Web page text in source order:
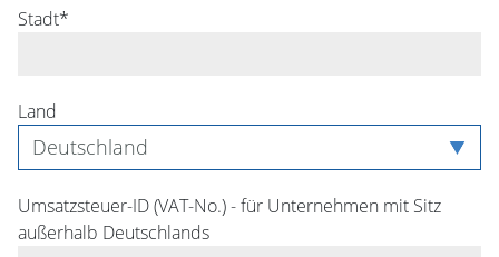
Stadt*
Land
Umsatzsteuer-ID (VAT-No.) - für Unternehmen mit Sitz
außerhalb Deutschlands